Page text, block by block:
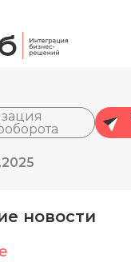
новости